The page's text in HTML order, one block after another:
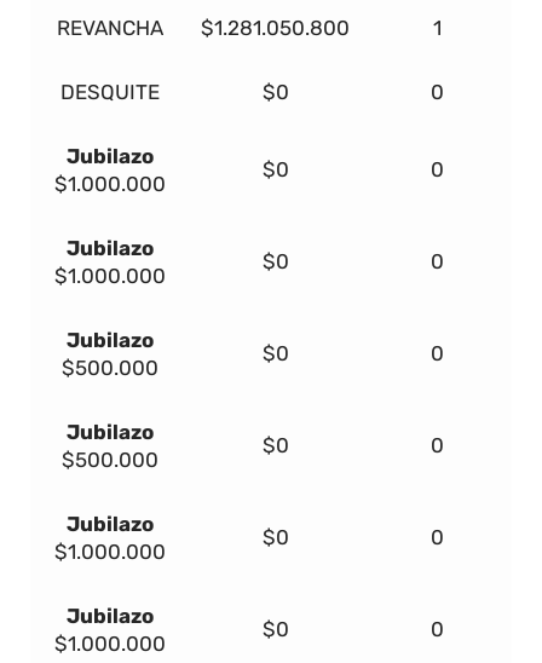
REVANCHA $1.281.050.800 1
DESQUITE $0 0
Jubilazo
$1.000.000
$0 0
Jubilazo
$1.000.000
$0 0
Jubilazo
$500.000
$0 0
Jubilazo
$500.000
$0 0
Jubilazo
$1.000.000
$0 0
Jubilazo
$1.000.000
$0 0